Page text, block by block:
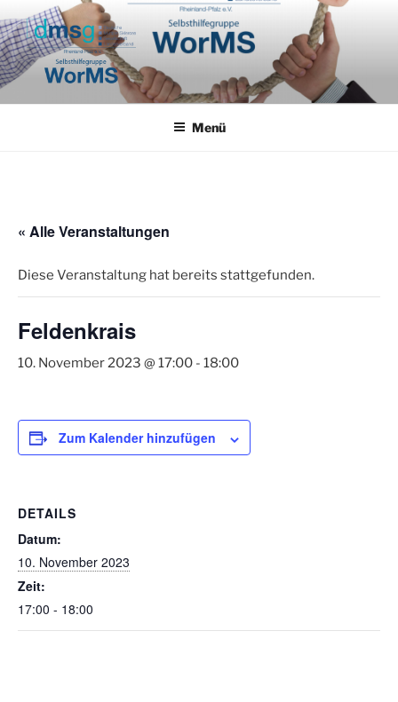
Inhalt
springen
Menü
« Alle Veranstaltungen
Diese Veranstaltung hat bereits stattgefunden.
Feldenkrais
10. November 2023 @ 17:00 - 18:00
Zum Kalender hinzufügen
DETAILS
Datum:
10. November 2023
Zeit:
17:00 - 18:00